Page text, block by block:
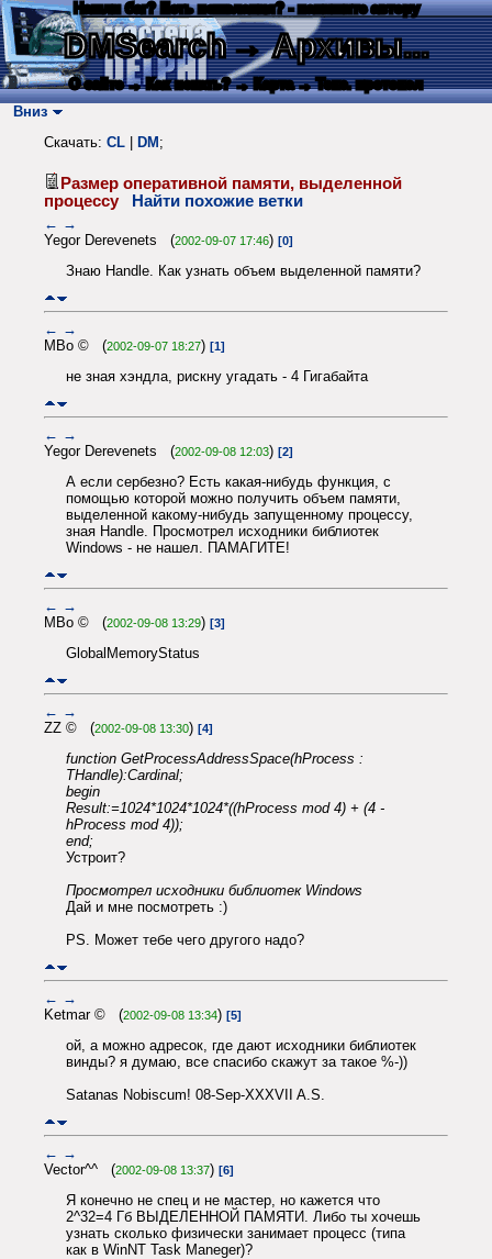
Нашли баг? Есть пожелания? - напишите автору
DMSearch→ Архивы...
О сайте → Как искать? → Карта → Текс. протокол
Вниз
Скачать: CL DM ;
Размер оперативной памяти, выделенной
процессу
Найти похожие ветки
← →
Yegor Derevenets (2002-09-07 17:46) [0]
Знаю Handle. Как узнать объем выделенной памяти?
← →
MBo © (2002-09-07 18:27) [1]
не зная хэндла, рискну угадать - 4 Гигабайта
← →
Yegor Derevenets (2002-09-08 12:03) [2]
А если сербезно? Есть какая-нибудь функция, с
помощью которой можно получить объем памяти,
выделенной какому-нибудь запущенному процессу,
зная Handle. Просмотрел исходники библиотек
Windows - не нашел. ПАМАГИТЕ!
← →
MBo © (2002-09-08 13:29) [3]
GlobalMemoryStatus
← →
ZZ © (2002-09-08 13:30) [4]
function GetProcessAddressSpace(hProcess :
THandle):Cardinal;
begin
Result:=1024*1024*1024*((hProcess mod 4) + (4 -
hProcess mod 4));
end;
Устроит?
Просмотрел исходники библиотек Windows
Дай и мне посмотреть :)
PS. Может тебе чего другого надо?
← →
Ketmar © (2002-09-08 13:34) [5]
ой, а можно адресок, где дают исходники библиотек
винды? я думаю, все спасибо скажут за такое %-))
Satanas Nobiscum! 08-Sep-XXXVII A.S.
← →
Vector^^ (2002-09-08 13:37) [6]
Я конечно не спец и не мастер, но кажется что
2^32=4 Гб ВЫДЕЛЕННОЙ ПАМЯТИ. Либо ты хочешь
узнать сколько физически занимает процесс (типа
как в WinNT Task Maneger)?